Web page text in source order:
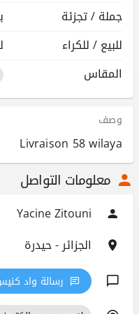
جملة / تجزئة
للبيع / للكراء
المقاس
وصف
Livraison 58 wilaya
معلومات التواصل
Yacine Zitouni
الجزائر - حيدرة
رسالة واد